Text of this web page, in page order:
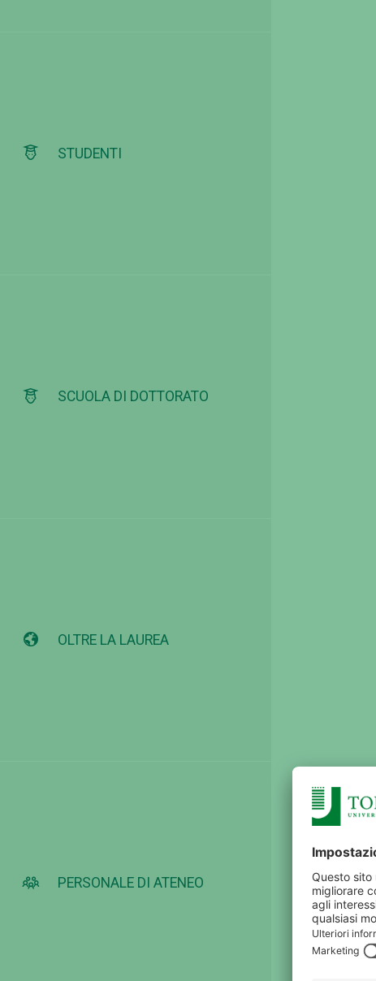
STUDENTI
SCUOLA DI DOTTORATO
OLTRE LA LAUREA
PERSONALE DI ATENEO